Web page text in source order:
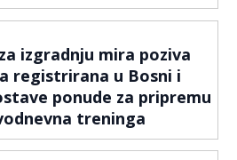
izgradnju mira poziva
registrirana u Bosni i
ponude za pripremu
treninga